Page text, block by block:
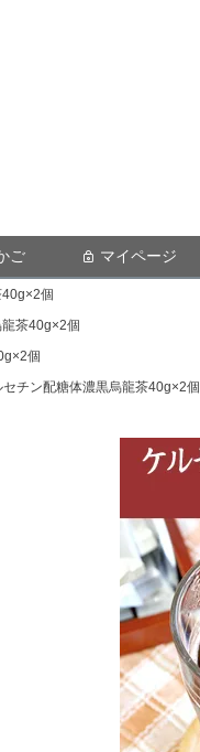
ご マイページ
40g×2個
茶40g×2個
個
セチン配糖体濃黒烏龍茶40g×2個